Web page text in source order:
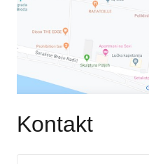
Kontakt